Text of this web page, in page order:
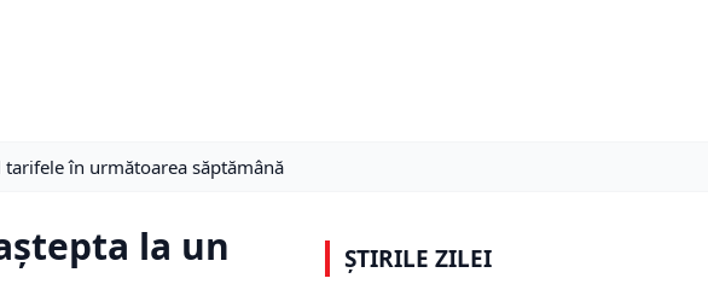
în următoarea săptămână
la un
ȘTIRILE ZILEI